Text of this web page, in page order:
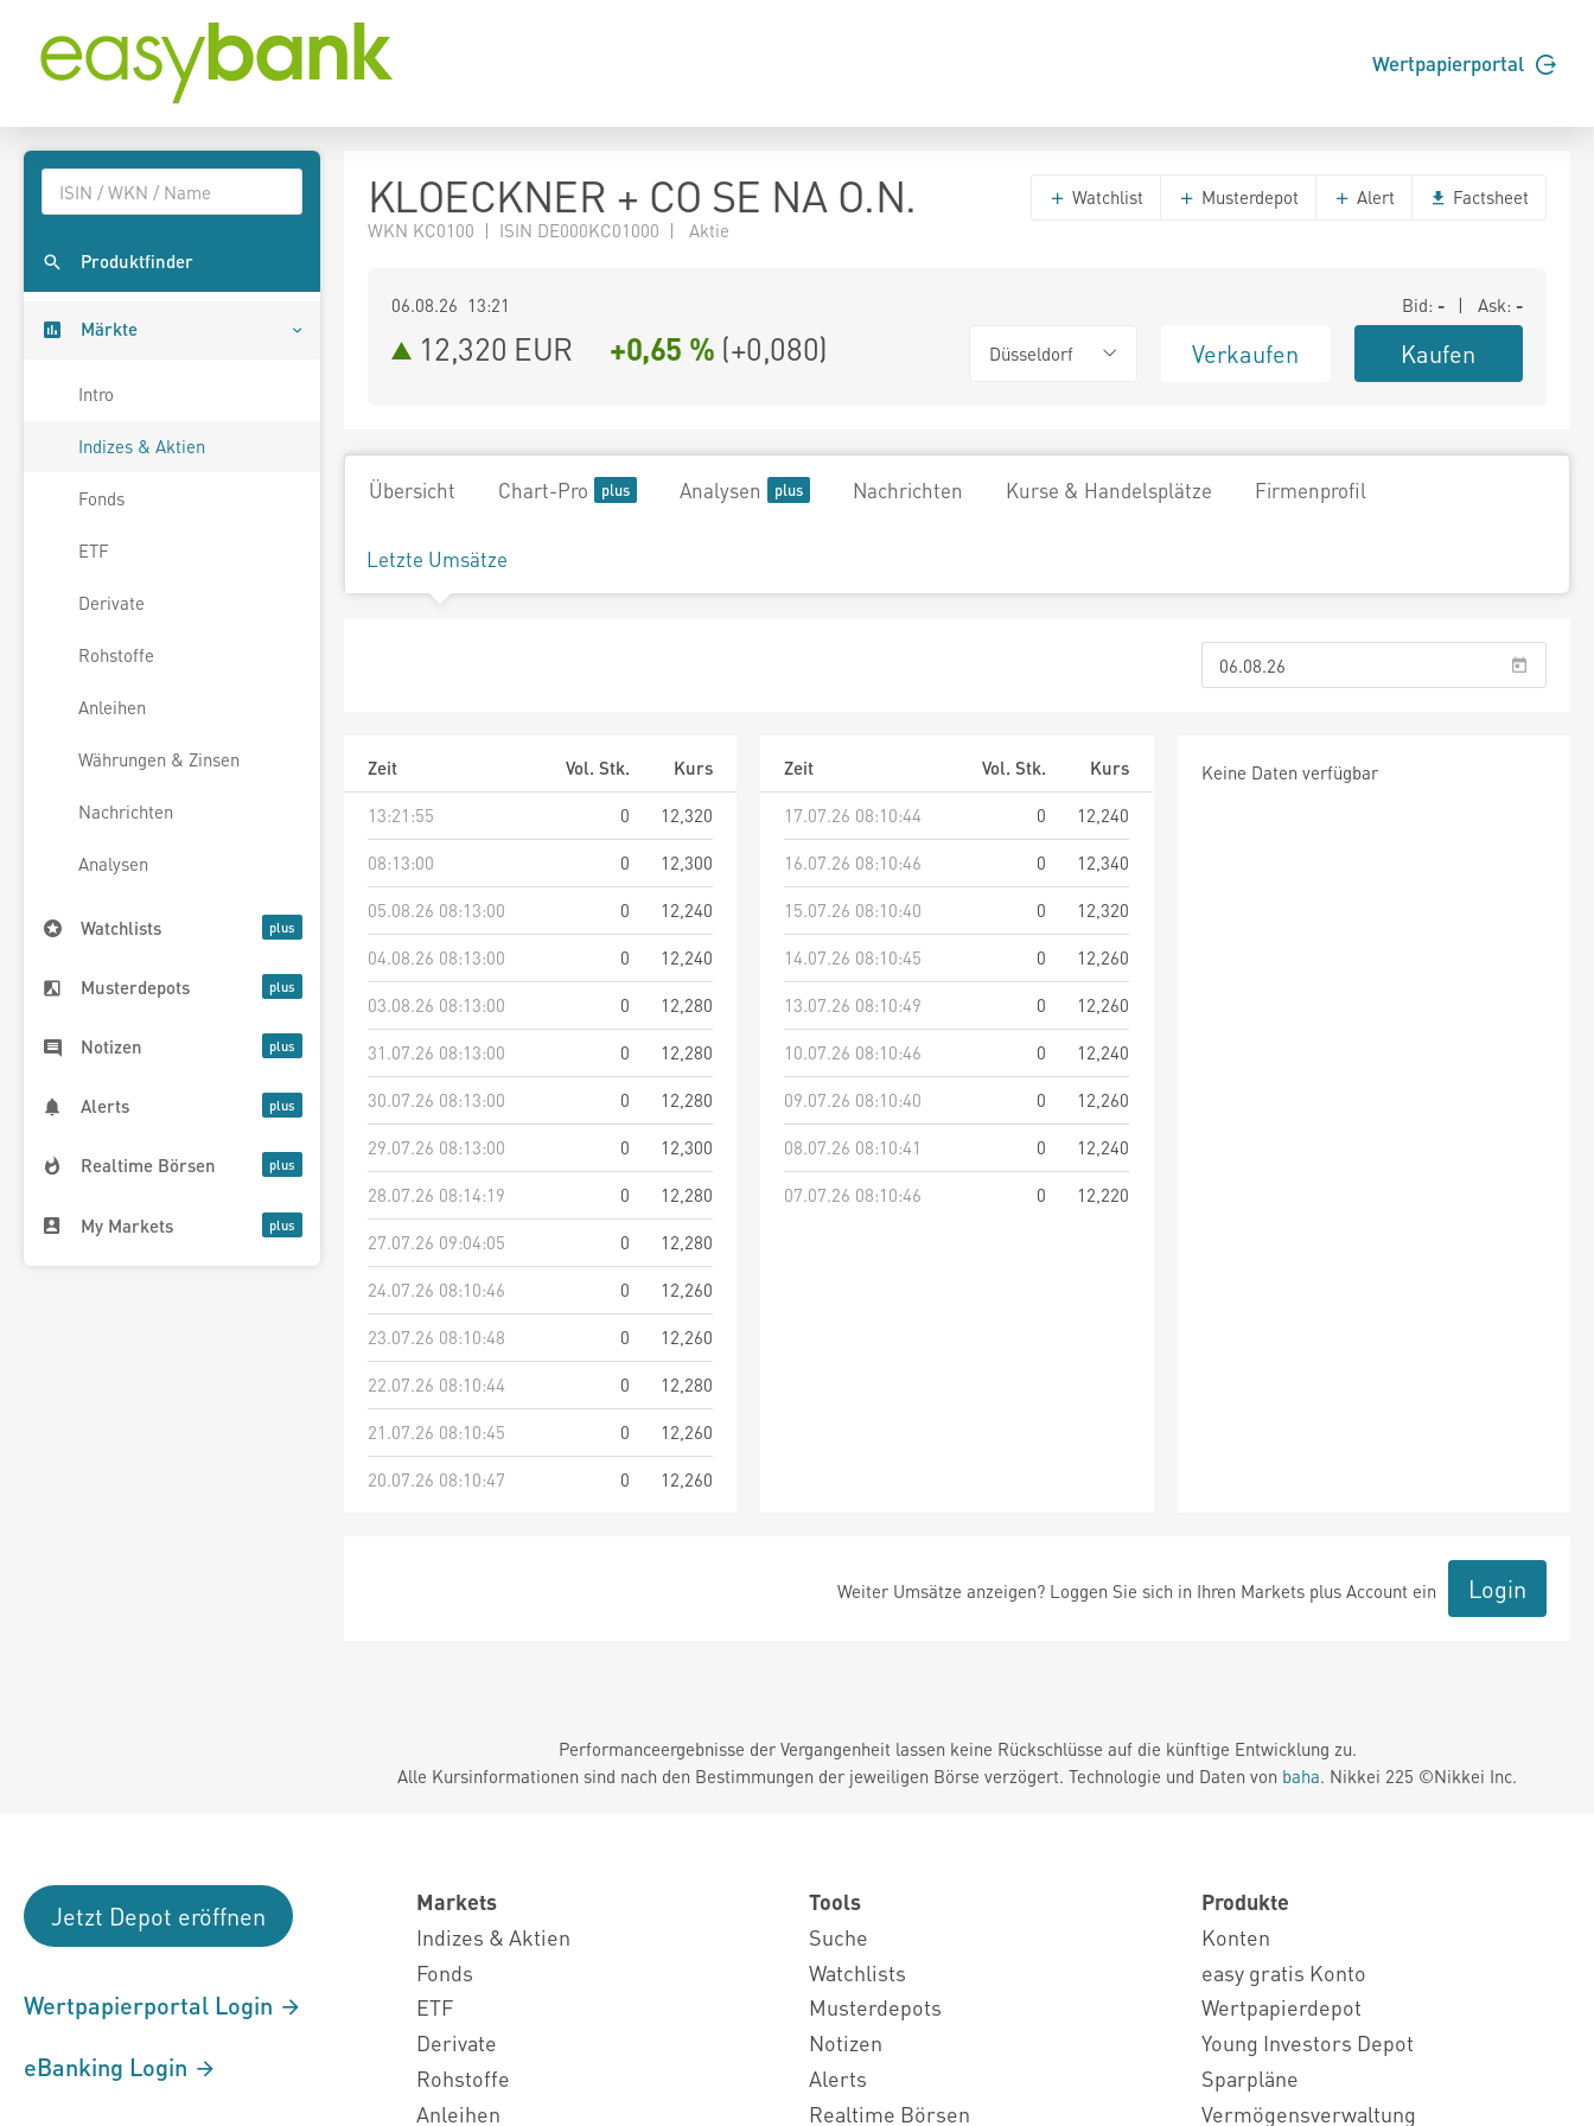
Wertpapierportal
Produktfinder
Märkte
Intro
Indizes & Aktien
Fonds
ETF
Derivate
Rohstoffe
Anleihen
Währungen & Zinsen
Nachrichten
Analysen
Watchlists
Musterdepots
Notizen
Alerts
Realtime Börsen
My Markets
KLOECKNER + CO SE NA O.N.
WKN KC0100 | ISIN DE000KC01000 | Aktie
Watchlist Musterdepot Alert Factsheet
06.08.26 13:21 Bid: - | Ask: -
12,320 EUR +0,65 % (+0,080) Düsseldorf Verkaufen Kaufen
Übersicht Chart-Pro Analysen Nachrichten Kurse & Handelsplätze Firmenprofil
Letzte Umsätze
Zeit Vol. Stk.
Kurs
13:21:55
0
12,320
08:13:00
0
12,300
05.08.26 08:13:00
0
12,240
04.08.26 08:13:00
0
12,240
03.08.26 08:13:00
0
12,280
31.07.26 08:13:00
0
12,280
30.07.26 08:13:00
0
12,280
29.07.26 08:13:00
0
12,300
28.07.26 08:14:19
0
12,280
27.07.26 09:04:05
0
12,280
24.07.26 08:10:46
0
12,260
23.07.26 08:10:48
0
12,260
22.07.26 08:10:44
0
12,280
21.07.26 08:10:45
0
12,260
20.07.26 08:10:47
0 12,260
Zeit Vol. Stk.
Kurs
17.07.26 08:10:44
0
12,240
16.07.26 08:10:46
0
12,340
15.07.26 08:10:40
0
12,320
14.07.26 08:10:45
0
12,260
13.07.26 08:10:49
0
12,260
10.07.26 08:10:46
0
12,240
09.07.26 08:10:40
0
12,260
08.07.26 08:10:41
0
12,240
07.07.26 08:10:46
0 12,220
Keine Daten verfügbar
Weiter Umsätze anzeigen? Loggen Sie sich in Ihren Markets plus Account ein Login
Performanceergebnisse der Vergangenheit lassen keine Rückschlüsse auf die künftige Entwicklung zu.
Alle Kursinformationen sind nach den Bestimmungen der jeweiligen Börse verzögert. Technologie und Daten von baha. Nikkei 225 ©Nikkei Inc.
Jetzt Depot eröffnen
Wertpapierportal Login
eBanking Login
Markets
Indizes & Aktien
Fonds
ETF
Derivate
Rohstoffe
Anleihen
Tools
Suche
Watchlists
Musterdepots
Notizen
Alerts
Realtime Börsen
Produkte
Konten
easy gratis Konto
Wertpapierdepot
Young Investors Depot
Sparpläne
Vermögensverwaltung